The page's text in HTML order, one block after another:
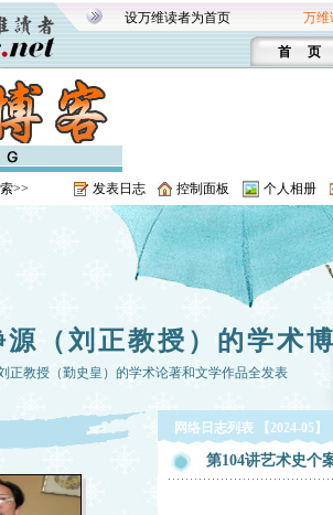
设万维读者为首页 万维
首 页
>> 发表日志 控制面板 个人相册
源（刘正教授）的学术
正教授（勤史皇）的学术论著和文学作品全发表
网络日志列表 【2024-05】
第104讲艺术史个